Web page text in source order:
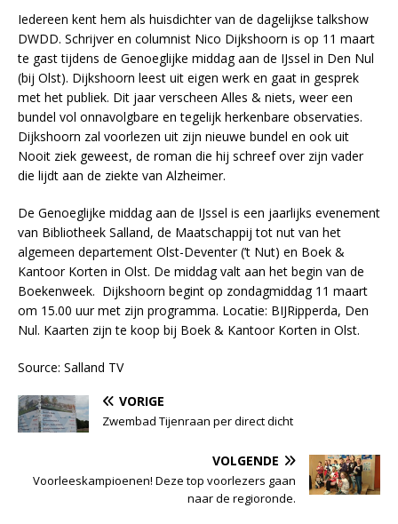
Iedereen kent hem als huisdichter van de dagelijkse talkshow
DWDD. Schrijver en columnist Nico Dijkshoorn is op 11 maart
te gast tijdens de Genoeglijke middag aan de IJssel in Den Nul
(bij Olst). Dijkshoorn leest uit eigen werk en gaat in gesprek
met het publiek. Dit jaar verscheen Alles & niets, weer een
bundel vol onnavolgbare en tegelijk herkenbare observaties.
Dijkshoorn zal voorlezen uit zijn nieuwe bundel en ook uit
Nooit ziek geweest, de roman die hij schreef over zijn vader
die lijdt aan de ziekte van Alzheimer.
De Genoeglijke middag aan de IJssel is een jaarlijks evenement
van Bibliotheek Salland, de Maatschappij tot nut van het
algemeen departement Olst-Deventer (’t Nut) en Boek &
Kantoor Korten in Olst. De middag valt aan het begin van de
Boekenweek. Dijkshoorn begint op zondagmiddag 11 maart
om 15.00 uur met zijn programma. Locatie: BIJRipperda, Den
Nul. Kaarten zijn te koop bij Boek & Kantoor Korten in Olst.
Source: Salland TV
VORIGE
Zwembad Tijenraan per direct dicht
VOLGENDE
Voorleeskampioenen! Deze top voorlezers gaan
naar de regioronde.